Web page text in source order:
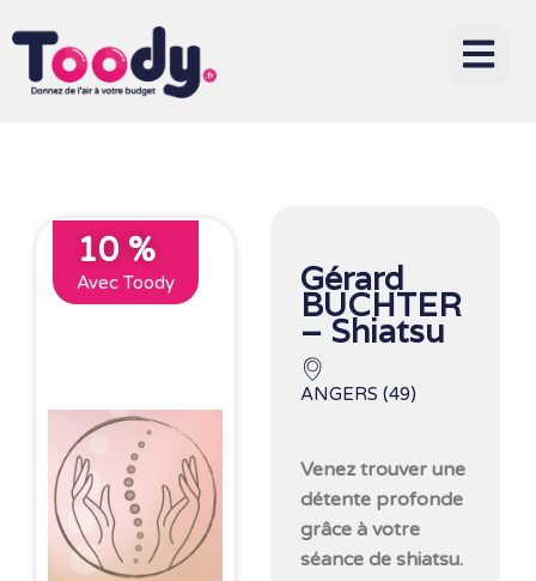
10 %
Avec Toody Gérard
BUCHTER
– Shiatsu
ANGERS (49)
Venez trouver une
détente profonde
grâce à votre
séance de shiatsu.